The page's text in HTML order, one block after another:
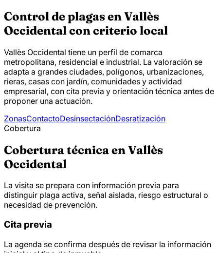
Control de plagas en Vallès
Occidental con criterio local
Vallès Occidental tiene un perfil de comarca
metropolitana, residencial e industrial. La valoración se
adapta a grandes ciudades, polígonos, urbanizaciones,
rieras, casas con jardín, comunidades y actividad
empresarial, con cita previa y orientación técnica antes de
proponer una actuación.
ZonasContactoDesinsectaciónDesratización
Cobertura
Cobertura técnica en Vallès
Occidental
La visita se prepara con información previa para
distinguir plaga activa, señal aislada, riesgo estructural o
necesidad de prevención.
Cita previa
La agenda se confirma después de revisar la información